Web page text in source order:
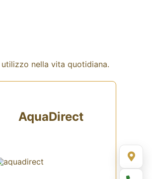
nella vita quotidiana.
AquaDirect